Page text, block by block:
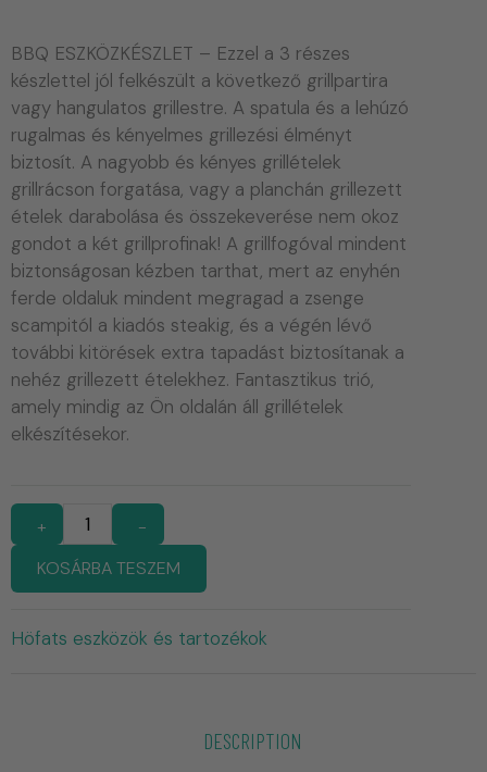
BBQ ESZKÖZKÉSZLET – Ezzel a 3 részes
készlettel jól felkészült a következő grillpartira
vagy hangulatos grillestre. A spatula és a lehúzó
rugalmas és kényelmes grillezési élményt
biztosít. A nagyobb és kényes grillételek
grillrácson forgatása, vagy a planchán grillezett
ételek darabolása és összekeverése nem okoz
gondot a két grillprofinak! A grillfogóval mindent
biztonságosan kézben tarthat, mert az enyhén
ferde oldaluk mindent megragad a zsenge
scampitól a kiadós steakig, és a végén lévő
további kitörések extra tapadást biztosítanak a
nehéz grillezett ételekhez. Fantasztikus trió,
amely mindig az Ön oldalán áll grillételek
elkészítésekor.
+
-
KOSÁRBA TESZEM
Höfats eszközök és tartozékok
DESCRIPTION